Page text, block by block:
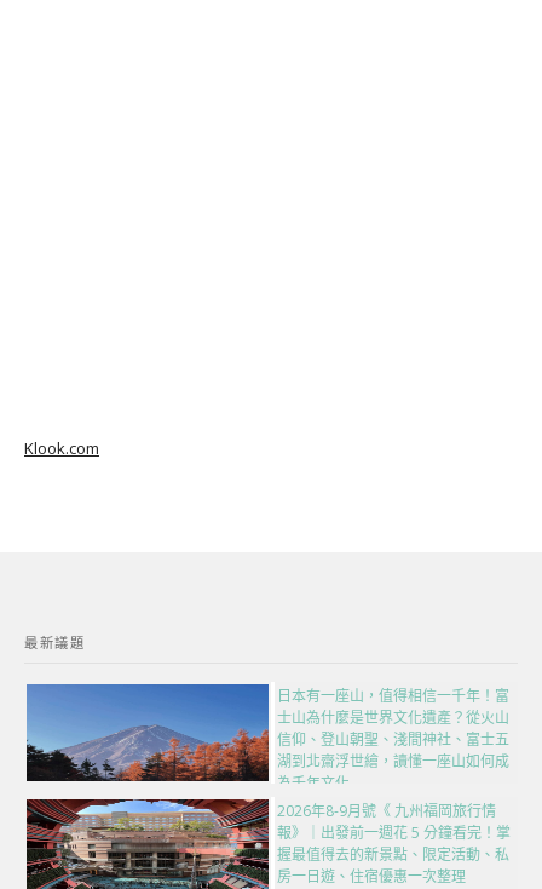
Klook.com
最新議題
日本有一座山，值得相信一千年！富
士山為什麼是世界文化遺產？從火山
信仰、登山朝聖、淺間神社、富士五
湖到北齋浮世繪，讀懂一座山如何成
為千年文化
2026年8-9月號《 九州福岡旅行情
報》｜出發前一週花 5 分鐘看完！掌
握最值得去的新景點、限定活動、私
房一日遊、住宿優惠一次整理